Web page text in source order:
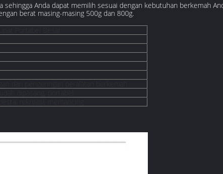
Anda dapat memilih sesuai dengan kebutuhan berkemah
berat masing-masing 500g dan 800g.